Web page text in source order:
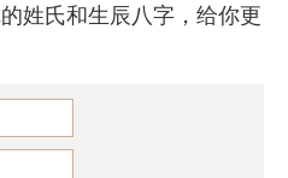
姓氏和生辰八字，给你更